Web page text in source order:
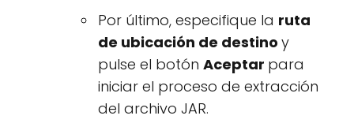
Por último, especifique la ruta
de ubicación de destino y
pulse el botón Aceptar para
iniciar el proceso de extracción
del archivo JAR.